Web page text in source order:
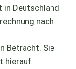
in Deutschland
nach
Betracht. Sie
hierauf